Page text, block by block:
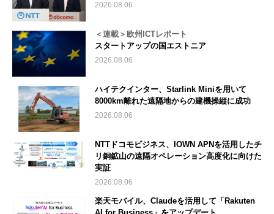
2026.08.06
＜連載＞欧州ICTレポート
スタートアップの国エストニア
2026.08.06
ハイテクインター、Starlink Miniを用いて
8000km離れた遠隔地からの建機操縦に成功
2026.08.06
NTTドコモビジネス、IOWN APNを活用したチ
リ銅鉱山の遠隔オペレーション高度化に向けた
実証
2026.08.06
楽天モバイル、Claudeを活用して「Rakuten